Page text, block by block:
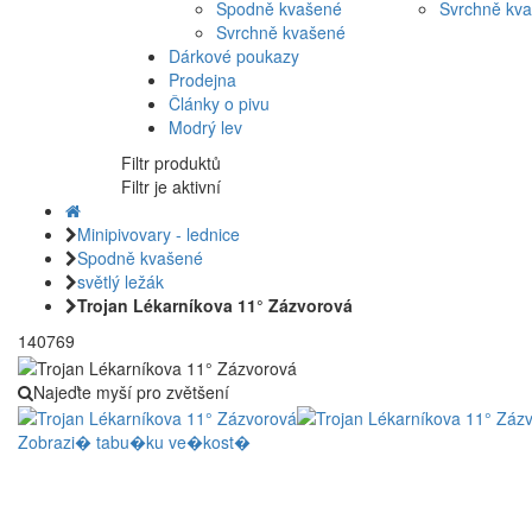
Spodně kvašené
Svrchně kvašené
Svrchně
Dárkové poukazy
Prodejna
Články o pivu
Modrý lev
Filtr produktů
Filtr je aktivní
Minipivovary - lednice
Spodně kvašené
světlý ležák
Trojan Lékarníkova 11° Zázvorová
140769
Najeďte myší pro zvětšení
Zobrazi� tabu�ku ve�kost�